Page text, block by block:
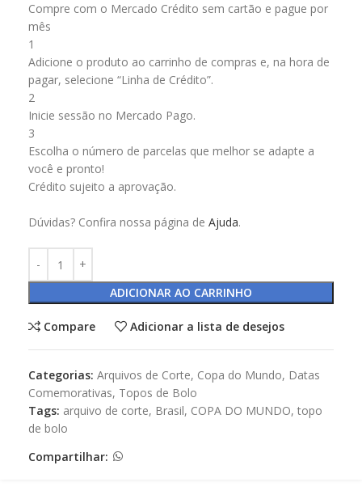
Compre com o Mercado Crédito sem cartão e pague por
mês
1
Adicione o produto ao carrinho de compras e, na hora de
pagar, selecione “Linha de Crédito”.
2
Inicie sessão no Mercado Pago.
3
Escolha o número de parcelas que melhor se adapte a
você e pronto!
Crédito sujeito a aprovação.
Dúvidas? Confira nossa página de Ajuda.
ADICIONAR AO CARRINHO
Compare Adicionar a lista de desejos
Categorias: Arquivos de Corte, Copa do Mundo, Datas
Comemorativas, Topos de Bolo
Tags: arquivo de corte, Brasil, COPA DO MUNDO, topo
de bolo
Compartilhar: